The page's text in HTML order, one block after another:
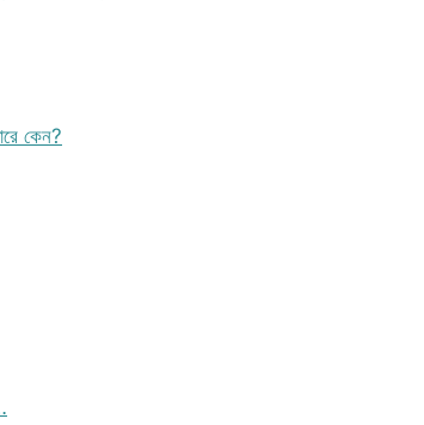
কেন?